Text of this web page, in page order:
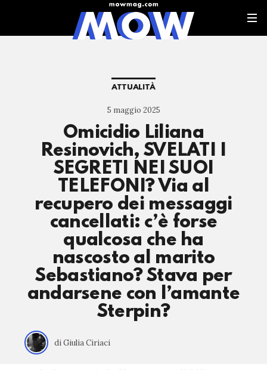
ATTUALITÀ
5 maggio 2025
Omicidio Liliana
Resinovich, SVELATI I
SEGRETI NEI SUOI
TELEFONI? Via al
recupero dei messaggi
cancellati: c’è forse
qualcosa che ha
nascosto al marito
Sebastiano? Stava per
andarsene con l’amante
Sterpin?
di Giulia Ciriaci